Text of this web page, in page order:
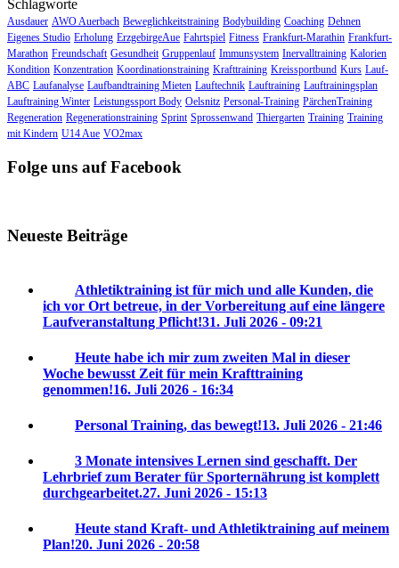
Schlagworte
Ausdauer AWO Auerbach Beweglichkeitstraining Bodybuilding Coaching Dehnen
Eigenes Studio Erholung ErzgebirgeAue Fahrtspiel Fitness Frankfurt-Marathin Frankfurt-
Marathon Freundschaft Gesundheit Gruppenlauf Immunsystem Inervalltraining Kalorien
Kondition Konzentration Koordinationstraining Krafttraining Kreissportbund Kurs Lauf-
ABC Laufanalyse Laufbandtraining Mieten Lauftechnik Lauftraining Lauftrainingsplan
Lauftraining Winter Leistungssport Body Oelsnitz Personal-Training PärchenTraining
Regeneration Regenerationstraining Sprint Sprossenwand Thiergarten Training Training
mit Kindern U14 Aue VO2max
Folge uns auf Facebook
Neueste Beiträge
Athletiktraining ist für mich und alle Kunden, die
ich vor Ort betreue, in der Vorbereitung auf eine längere
Laufveranstaltung Pflicht!31. Juli 2026 - 09:21
Heute habe ich mir zum zweiten Mal in dieser
Woche bewusst Zeit für mein Krafttraining
genommen!16. Juli 2026 - 16:34
Personal Training, das bewegt!13. Juli 2026 - 21:46
3 Monate intensives Lernen sind geschafft. Der
Lehrbrief zum Berater für Sporternährung ist komplett
durchgearbeitet.27. Juni 2026 - 15:13
Heute stand Kraft- und Athletiktraining auf meinem
Plan!20. Juni 2026 - 20:58